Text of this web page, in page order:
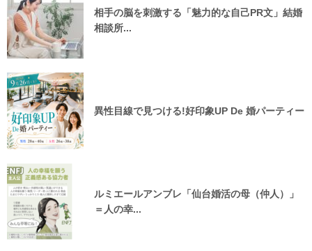
相手の脳を刺激する「魅力的な自己PR文」結婚
相談所...
異性目線で見つける!好印象UP De 婚パーティー
ルミエールアンブレ「仙台婚活の母（仲人）」
＝人の幸...